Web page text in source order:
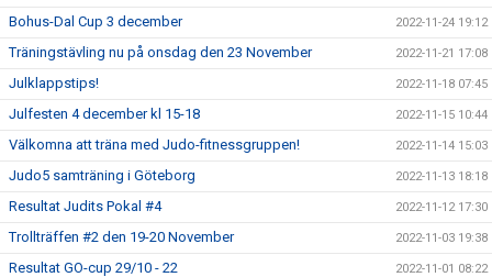
Bohus-Dal Cup 3 december 2022-11-24 19:12
Träningstävling nu på onsdag den 23 November 2022-11-21 17:08
Julklappstips! 2022-11-18 07:45
Julfesten 4 december kl 15-18 2022-11-15 10:44
Välkomna att träna med Judo-fitnessgruppen! 2022-11-14 15:03
Judo5 samträning i Göteborg 2022-11-13 18:18
Resultat Judits Pokal #4 2022-11-12 17:30
Trollträffen #2 den 19-20 November 2022-11-03 19:38
Resultat GO-cup 29/10 - 22 2022-11-01 08:22